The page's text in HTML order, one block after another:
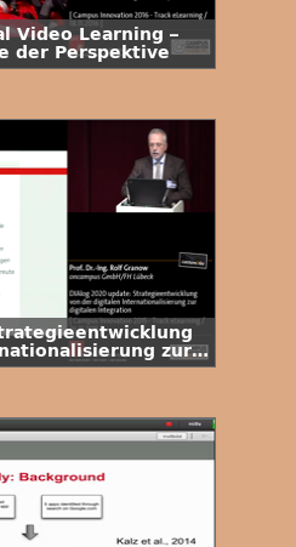
Video Learning –
der Perspektive
zur